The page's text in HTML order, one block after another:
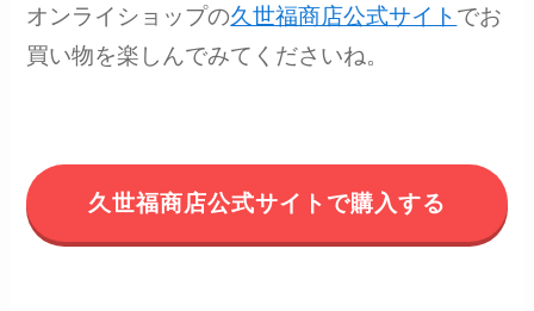
オンライショップの久世福商店公式サイト でお
買い物を楽しんでみてくださいね。
久世福商店公式サイトで購入する